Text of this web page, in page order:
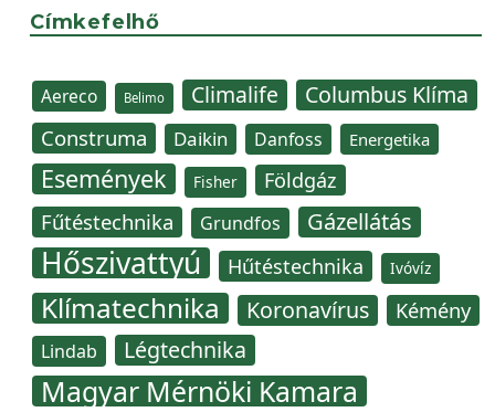
Címkefelhő
Aereco Belimo Climalife Columbus Klíma
Construma Daikin Danfoss Energetika
Események Fisher Földgáz
Fűtéstechnika Grundfos Gázellátás
Hőszivattyú Hűtéstechnika Ivóvíz
Klímatechnika Koronavírus Kémény
Lindab Légtechnika
Magyar Mérnöki Kamara